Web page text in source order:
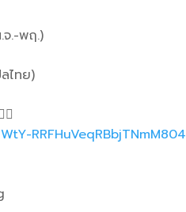
จ.-พฤ.)
ไทย)
RRFHuVeqRBbjTNmM804